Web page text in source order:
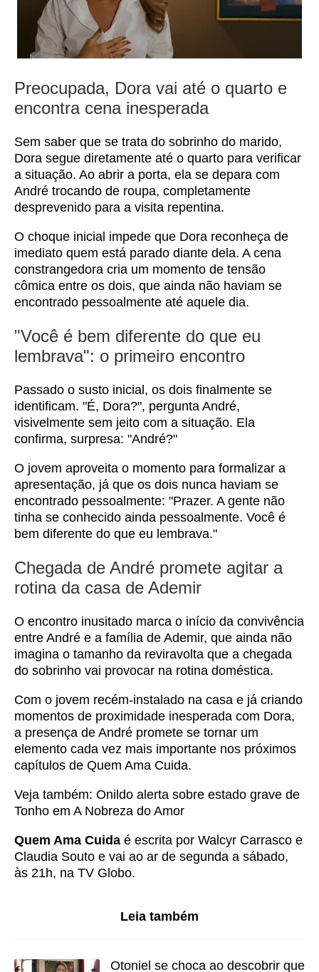
Preocupada, Dora vai até o quarto e
encontra cena inesperada
Sem saber que se trata do sobrinho do marido,
Dora segue diretamente até o quarto para verificar
a situação. Ao abrir a porta, ela se depara com
André trocando de roupa, completamente
desprevenido para a visita repentina.
O choque inicial impede que Dora reconheça de
imediato quem está parado diante dela. A cena
constrangedora cria um momento de tensão
cômica entre os dois, que ainda não haviam se
encontrado pessoalmente até aquele dia.
"Você é bem diferente do que eu
lembrava": o primeiro encontro
Passado o susto inicial, os dois finalmente se
identificam. "É, Dora?", pergunta André,
visivelmente sem jeito com a situação. Ela
confirma, surpresa: "André?"
O jovem aproveita o momento para formalizar a
apresentação, já que os dois nunca haviam se
encontrado pessoalmente: "Prazer. A gente não
tinha se conhecido ainda pessoalmente. Você é
bem diferente do que eu lembrava."
Chegada de André promete agitar a
rotina da casa de Ademir
O encontro inusitado marca o início da convivência
entre André e a família de Ademir, que ainda não
imagina o tamanho da reviravolta que a chegada
do sobrinho vai provocar na rotina doméstica.
Com o jovem recém-instalado na casa e já criando
momentos de proximidade inesperada com Dora,
a presença de André promete se tornar um
elemento cada vez mais importante nos próximos
capítulos de Quem Ama Cuida.
Veja também: Onildo alerta sobre estado grave de
Tonho em A Nobreza do Amor
Quem Ama Cuida é escrita por Walcyr Carrasco e
Claudia Souto e vai ao ar de segunda a sábado,
às 21h, na TV Globo.
Leia também
Otoniel se choca ao descobrir que